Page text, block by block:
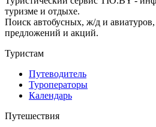
туризме и отдыхе.
Поиск автобусных, ж/д и
предложений и акций.
Туристам
Путеводитель
Туроператоры
Календарь
Путешествия